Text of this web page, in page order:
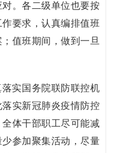
。各二级单位也要按
要求，认真编排值班
值班期间，做到一旦
实国务院联防联控机
实新冠肺炎疫情防控
体干部职工尽可能减
参加聚集活动，尽量